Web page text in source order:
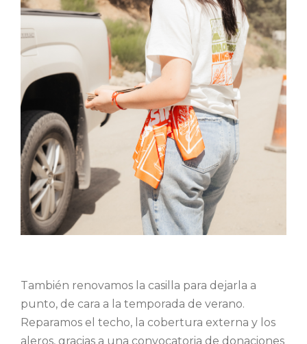
También renovamos la casilla para dejarla a
punto, de cara a la temporada de verano.
Reparamos el techo, la cobertura externa y los
aleros, gracias a una convocatoria de donaciones